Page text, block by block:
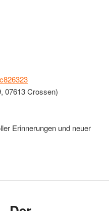
07613 Crossen)
Erinnerungen und neuer